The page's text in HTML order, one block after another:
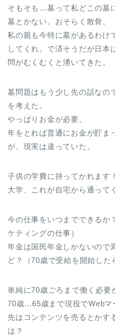
そもそも…墓って私どこの墓
墓とかない。おそらく散骨。
私の親も今特に墓があるわけ
してくれ。で済そうだが日本
問がむくむくと湧いてきた。
墓問題はもう少し先の話なの
を考えた。
やっぱりお金が必要。
年をとれば普通にお金が貯ま
が、現実は違っていた。
子供の学費に持ってかれます
大学、これが自宅から通って
今の仕事をいつまでできるか
ケティングの仕事）
年金は国民年金しかないので
ど？（70歳で受給を開始した
単純に70歳ごろまで働く必要
70歳…65歳まで現役でWebマ
先はコンテンツを売るとかす
は？